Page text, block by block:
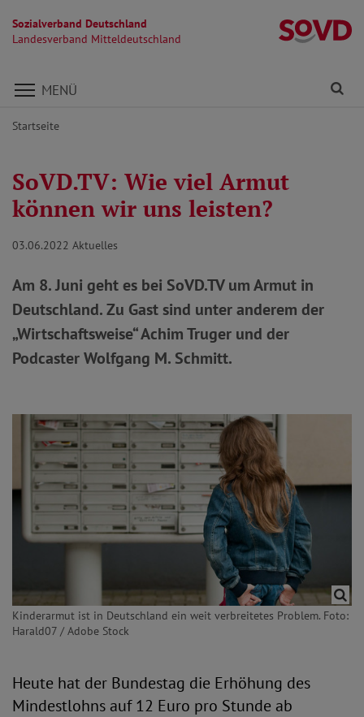
Sozialverband Deutschland
Landesverband Mitteldeutschland
Direkt zu den Inhalten springen
MENÜ
Startseite
SoVD.TV: Wie viel Armut
können wir uns leisten?
03.06.2022 Aktuelles
Am 8. Juni geht es bei SoVD.TV um Armut in
Deutschland. Zu Gast sind unter anderem der
„Wirtschaftsweise“ Achim Truger und der
Podcaster Wolfgang M. Schmitt.
Kinderarmut ist in Deutschland ein weit verbreitetes Problem. Foto:
Harald07 / Adobe Stock
Heute hat der Bundestag die Erhöhung des
Mindestlohns auf 12 Euro pro Stunde ab